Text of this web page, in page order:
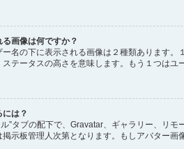
画像は何ですか？
名の下に表示される画像は２種類あります
テータスの高さを意味します。もう１つは
は？
”タブの配下で、Gravatar、ギャラリー、リ
示板管理人次第となります。もしアバター画